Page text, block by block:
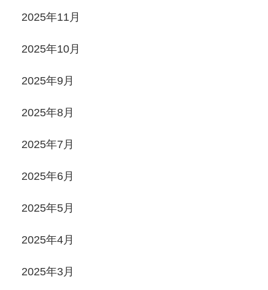
2025年11月
2025年10月
2025年9月
2025年8月
2025年7月
2025年6月
2025年5月
2025年4月
2025年3月